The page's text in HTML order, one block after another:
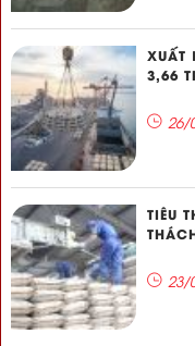
XUẤT
3,66
26/
TIÊU
23/